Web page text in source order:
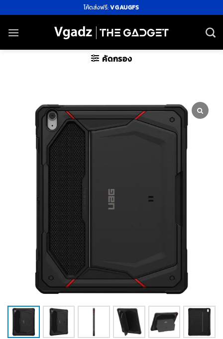
ไป
ยัง
โค้ดส่งฟรี:VGAUGFS
คัดกรอง